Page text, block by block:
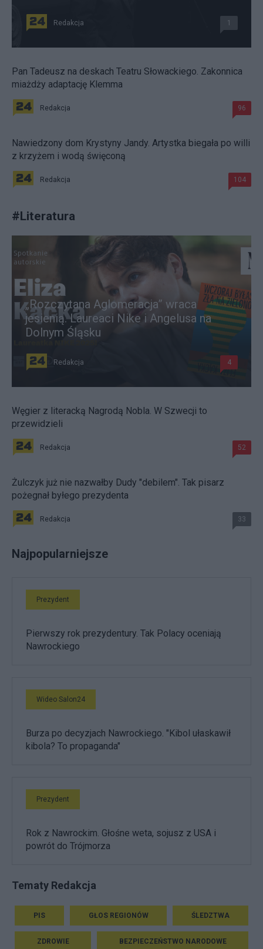
Redakcja 1
Pan Tadeusz na deskach Teatru Słowackiego. Zakonnica
miażdży adaptację Klemma
Redakcja 96
Nawiedzony dom Krystyny Jandy. Artystka biegała po willi
z krzyżem i wodą święconą
Redakcja 104
#Literatura
„Rozczytana Aglomeracja” wraca
jesienią. Laureaci Nike i Angelusa na
Dolnym Śląsku
Redakcja 4
Węgier z literacką Nagrodą Nobla. W Szwecji to
przewidzieli
Redakcja 52
Żulczyk już nie nazwałby Dudy "debilem". Tak pisarz
pożegnał byłego prezydenta
Redakcja 33
Najpopularniejsze
Prezydent
Pierwszy rok prezydentury. Tak Polacy oceniają
Nawrockiego
Wideo Salon24
Burza po decyzjach Nawrockiego. "Kibol ułaskawił
kibola? To propaganda"
Prezydent
Rok z Nawrockim. Głośne weta, sojusz z USA i
powrót do Trójmorza
Tematy Redakcja
PIS GŁOS REGIONÓW ŚLEDZTWA
ZDROWIE BEZPIECZEŃSTWO NARODOWE